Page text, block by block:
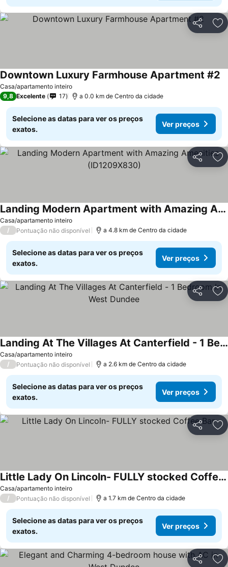
Partilhar
Casa/apartamento inteiro
Downtown Luxury Farmhouse Apartment #2
9,8 Excelente 17 a 0.0 km de Centro da cidade
Selecione as datas para ver os preços
exatos.
Ver preços
Partilhar
Casa/apartamento inteiro
Landing Modern Apartment with Amazing Amenities (ID1209X830)
Ver preços
/ Pontuação não disponível a 4.8 km de Centro da cidade
Selecione as datas para ver os preços
exatos.
Ver preços
Partilhar
Casa/apartamento inteiro
Landing At The Villages At Canterfield - 1 Bedroom In West Dundee
Ver preços
/ Pontuação não disponível a 2.6 km de Centro da cidade
Selecione as datas para ver os preços
exatos.
Ver preços
Partilhar
Casa/apartamento inteiro
Little Lady On Lincoln- FULLY stocked Coffee Bar
Ver preços
/ Pontuação não disponível a 1.7 km de Centro da cidade
Selecione as datas para ver os preços
exatos.
Ver preços
Partilhar